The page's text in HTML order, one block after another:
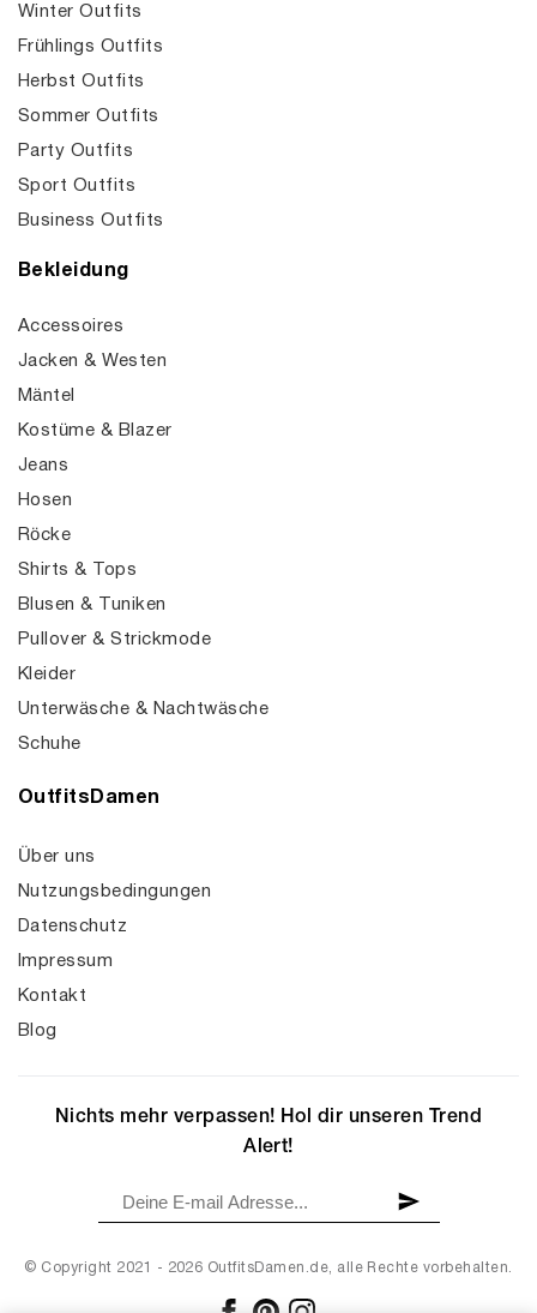
Winter Outfits
Frühlings Outfits
Herbst Outfits
Sommer Outfits
Party Outfits
Sport Outfits
Business Outfits
Bekleidung
Accessoires
Jacken & Westen
Mäntel
Kostüme & Blazer
Jeans
Hosen
Röcke
Shirts & Tops
Blusen & Tuniken
Pullover & Strickmode
Kleider
Unterwäsche & Nachtwäsche
Schuhe
OutfitsDamen
Über uns
Nutzungsbedingungen
Datenschutz
Impressum
Kontakt
Blog
© Copyright 2021 - 2026 OutfitsDamen.de, alle Rechte vorbehalten.
Nichts mehr verpassen! Hol dir unseren Trend
Alert!